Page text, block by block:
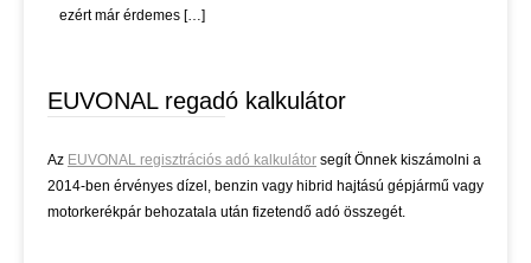
ezért már érdemes […]
EUVONAL regadó kalkulátor
Az EUVONAL regisztrációs adó kalkulátor segít Önnek kiszámolni a
2014-ben érvényes dízel, benzin vagy hibrid hajtású gépjármű vagy
motorkerékpár behozatala után fizetendő adó összegét.